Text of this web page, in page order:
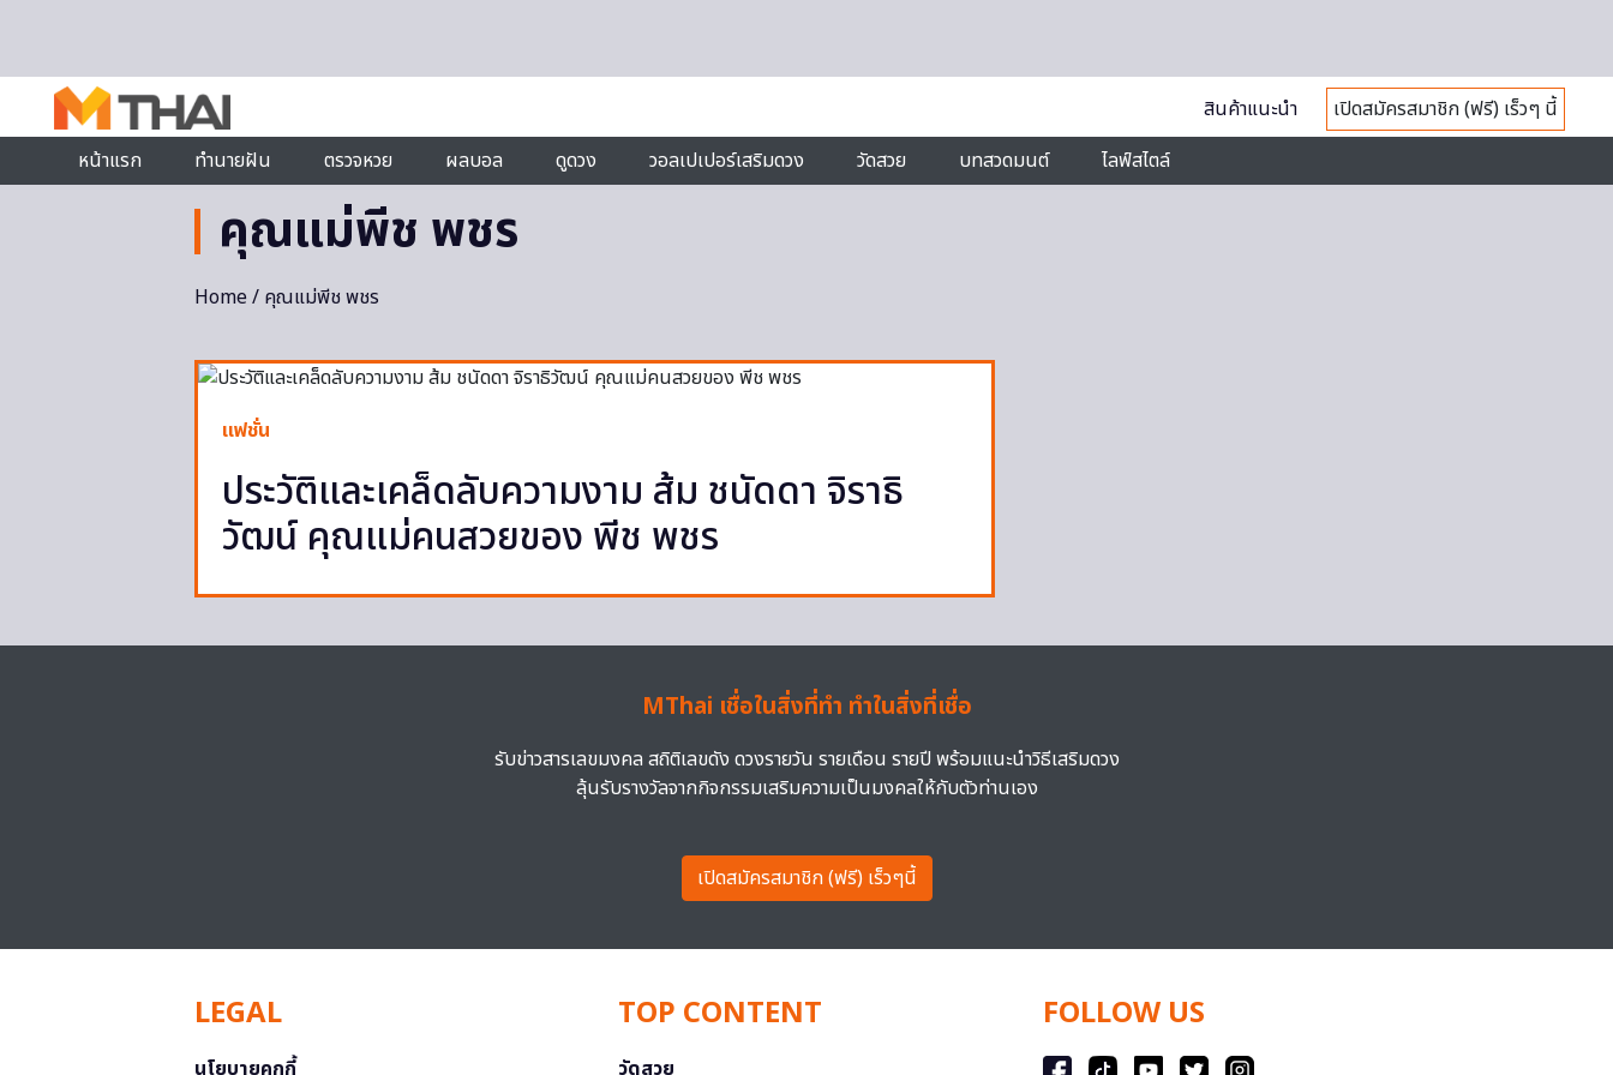
สินค้าแนะนำ
เปิดสมัครสมาชิก (ฟรี) เร็วๆ นี้
หน้าแรก
ทำนายฝัน ตรวจหวย ผลบอล ดูดวง วอลเปเปอร์เสริมดวง วัดสวย บทสวดมนต์ ไลฟ์สไตล์
คุณแม่พีช พชร
Home/ คุณแม่พีช พชร
แฟชั่น
ประวัติและเคล็ดลับความงาม ส้ม ชนัดดา จิราธิ
วัฒน์ คุณแม่คนสวยของ พีช พชร
MThai เชื่อในสิ่งที่ทำ ทำในสิ่งที่เชื่อ
รับข่าวสารเลขมงคล สถิติเลขดัง ดวงรายวัน รายเดือน รายปี พร้อมแนะนำวิธีเสริมดวง
ลุ้นรับรางวัลจากกิจกรรมเสริมความเป็นมงคลให้กับตัวท่านเอง
เปิดสมัครสมาชิก (ฟรี) เร็วๆนี้
LEGAL
นโยบายคุกกี้
TOP CONTENT
วัดสวย
FOLLOW US